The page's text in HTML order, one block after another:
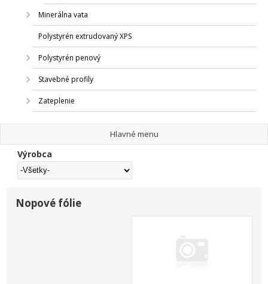
Minerálna vata
Polystyrén extrudovaný XPS
Polystyrén penový
Stavebné profily
Zateplenie
Hlavné menu
Výrobca
Nopové fólie